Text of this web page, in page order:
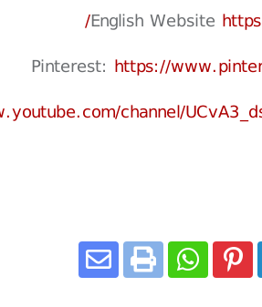
English Website
Pinterest: https://
channel/